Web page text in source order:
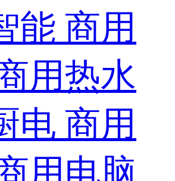
能 商用
用热水
电 商用
用电脑